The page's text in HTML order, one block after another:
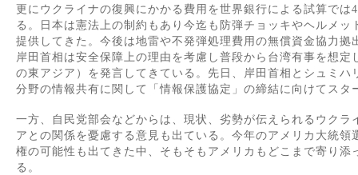
更にウクライナの復興にかかる費用を世界銀行による試算では
る。日本は憲法上の制約もあり今迄も防弾チョッキやヘルメ
提供してきた。今後は地雷や不発弾処理費用の無償資金協力拠
岸田首相は安全保障上の理由を考慮し普段から台湾有事を想
の東アジア）を発言してきている。先日、岸田首相とシュミ
分野の情報共有に関して「情報保護協定」の締結に向けてスタ
一方、自民党部会などからは、現状、劣勢が伝えられるウク
アとの関係を憂慮する意見も出ている。今年のアメリカ大統
権の可能性も出てきた中、そもそもアメリカもどこまで寄り
る。